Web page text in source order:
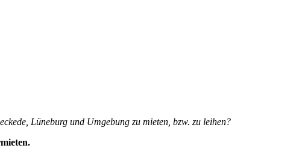
Lüneburg und Umgebung zu mieten, bzw. zu leihen?